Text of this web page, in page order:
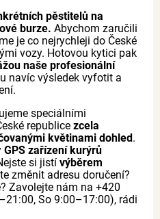
pěstitelů na
burze. Abychom zaručili
je co nejrychleji do České
vozy. Hotovou kytici pak
naše profesionální
navíc výsledek vyfotit a
speciálními
republice zcela
květinami dohled.
GPS zařízení kurýrů
si jistí výběrem
změnit adresu doručení?
Zavolejte nám na +420
So 9:00–17:00), rádi